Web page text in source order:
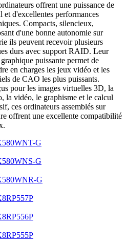
offrent une puissance de
et d'excellentes performances
Compacts, silencieux,
d'une bonne autonomie sur
ils peuvent recevoir plusieurs
durs avec support RAID. Leur
puissante permet de
en charges les jeux vidéo et les
de CAO les plus puissants.
pour les images virtuelles 3D, la
la vidéo, le graphisme et le calcul
ces ordinateurs assemblés sur
offrent une excellente compatibilité
G
G
G